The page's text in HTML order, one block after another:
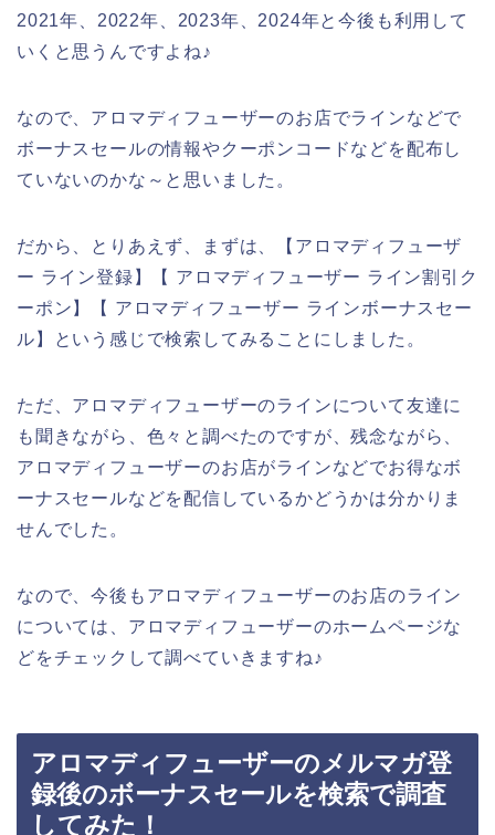
2021年、2022年、2023年、2024年と今後も利用して
いくと思うんですよね♪
なので、アロマディフューザーのお店でラインなどで
ボーナスセールの情報やクーポンコードなどを配布し
ていないのかな～と思いました。
だから、とりあえず、まずは、【アロマディフューザ
ー ライン登録】【 アロマディフューザー ライン割引ク
ーポン】【 アロマディフューザー ラインボーナスセー
ル】という感じで検索してみることにしました。
ただ、アロマディフューザーのラインについて友達に
も聞きながら、色々と調べたのですが、残念ながら、
アロマディフューザーのお店がラインなどでお得なボ
ーナスセールなどを配信しているかどうかは分かりま
せんでした。
なので、今後もアロマディフューザーのお店のライン
については、アロマディフューザーのホームページな
どをチェックして調べていきますね♪
アロマディフューザーのメルマガ登
録後のボーナスセールを検索で調査
してみた！